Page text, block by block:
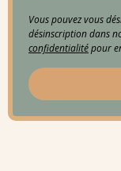
Vous pouvez vous
désinscription dans
confidentialitépour